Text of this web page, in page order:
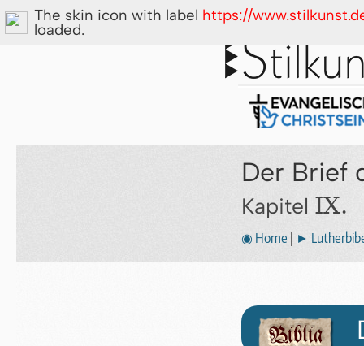
Der Brief
Kapitel IX.
◉ Home ►
The skin icon with label https://
loaded.